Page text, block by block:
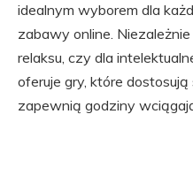
idealnym wyborem dla
zabawy online.
relaksu, czy dla
oferuje gry, które
zapewnią godziny